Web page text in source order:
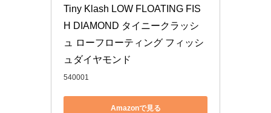
Tiny Klash LOW FLOATING FIS
H DIAMOND タイニークラッシ
ュ ローフローティング フィッシ
ュダイヤモンド
540001
Amazonで見る